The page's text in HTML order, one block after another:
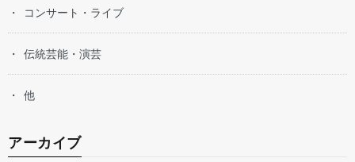
コンサート・ライブ
伝統芸能・演芸
他
アーカイブ